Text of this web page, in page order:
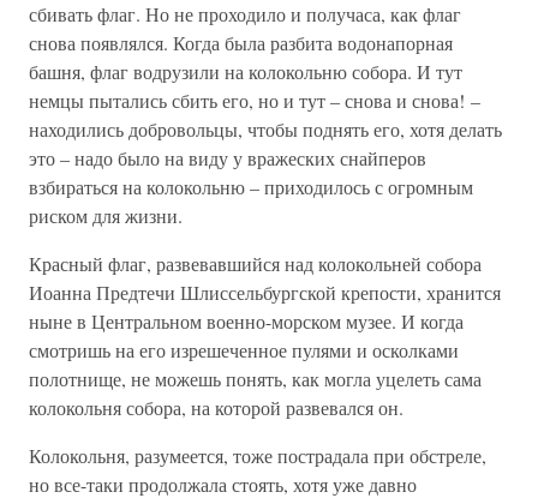
сбивать флаг. Но не проходило и получаса, как флаг
снова появлялся. Когда была разбита водонапорная
башня, флаг водрузили на колокольню собора. И тут
немцы пытались сбить его, но и тут – снова и снова! –
находились добровольцы, чтобы поднять его, хотя делать
это – надо было на виду у вражеских снайперов
взбираться на колокольню – приходилось с огромным
риском для жизни.
Красный флаг, развевавшийся над колокольней собора
Иоанна Предтечи Шлиссельбургской крепости, хранится
ныне в Центральном военно-морском музее. И когда
смотришь на его изрешеченное пулями и осколками
полотнище, не можешь понять, как могла уцелеть сама
колокольня собора, на которой развевался он.
Колокольня, разумеется, тоже пострадала при обстреле,
но все-таки продолжала стоять, хотя уже давно